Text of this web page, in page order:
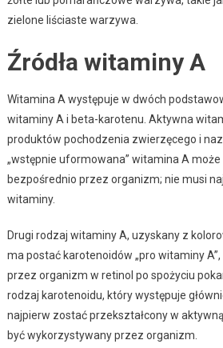
zielone liściaste warzywa.
Źródła witaminy A
Witamina A występuje w dwóch
witaminy A i beta-karotenu. Aktywna
produktów pochodzenia zwierzęcego i
„wstępnie uformowana” witamina A
bezpośrednio przez organizm; nie musi
witaminy.
Drugi rodzaj witaminy A, uzyskany z
ma postać karotenoidów „pro witaminy
przez organizm w retinol po spożyciu
rodzaj karotenoidu, który występuje
najpierw zostać przekształcony w
być wykorzystywany przez organizm.